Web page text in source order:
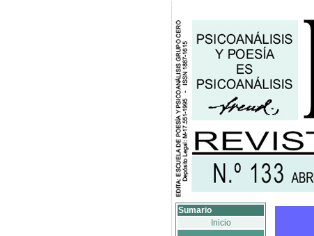
Sumario
Inicio